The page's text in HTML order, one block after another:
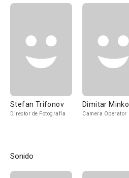
Stefan Trifonov
Director de Fotografía
Dimitar
Camera Operator
Sonido